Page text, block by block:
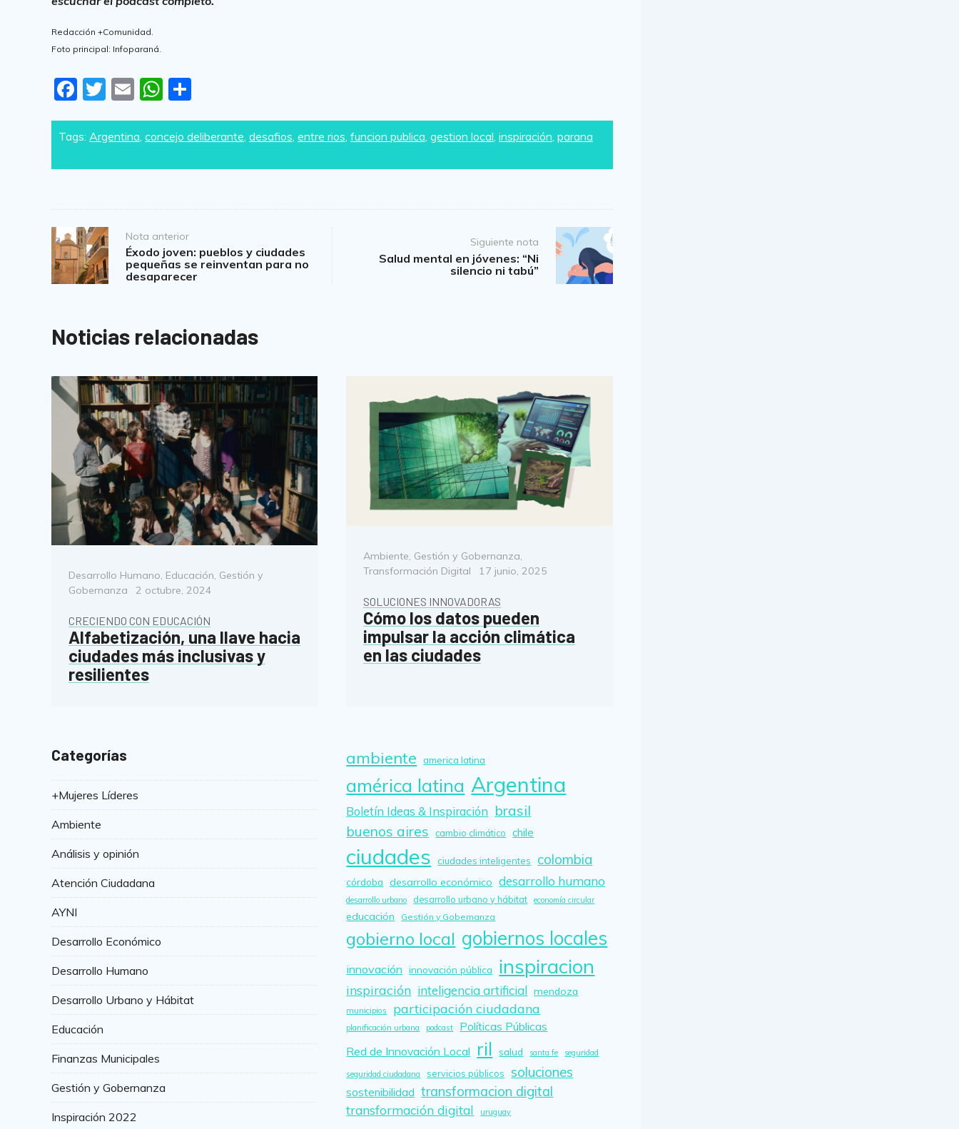
Redacción +Comunidad.
Foto principal: Infoparaná.
F
c
o
o
k
T
itt
E
ai
W
at
p
p
ar
Tags:Argentina,concejo deliberante,desafios,entre rios,funcion publica,gestion local,inspiración,parana
Post
navigation
Nota anterior
Éxodo joven: pueblos y ciudades
pequeñas se reinventan para no
desaparecer
Siguiente nota
Salud mental en jóvenes: “Ni
silencio ni tabú”
Noticias relacionadas
Categorías
Desarrollo Humano, Educación, Gestión y
Gobernanza
Posted
2 octubre, 2024
CRECIENDO CON EDUCACIÓN
Alfabetización, una llave hacia
ciudades más inclusivas y
resilientes
Categorías
Ambiente, Gestión y Gobernanza,
Transformación Digital
Posted
17 junio, 2025
SOLUCIONES INNOVADORAS
Cómo los datos pueden
impulsar la acción climática
en las ciudades
Categorías
+Mujeres Líderes
Ambiente
Análisis y opinión
Atención Ciudadana
AYNI
Desarrollo Económico
Desarrollo Humano
Desarrollo Urbano y Hábitat
Educación
Finanzas Municipales
Gestión y Gobernanza
Inspiración 2022
ambiente america latina
américa latina Argentina
Boletín Ideas & Inspiración brasil
buenos aires
cambio climático chile
ciudades ciudades inteligentes colombia
córdoba desarrollo económico desarrollo humano
desarrollo urbano desarrollo urbano y hábitat economía circular
educación Gestión y Gobernanza
gobierno local gobiernos locales
innovación innovación pública inspiracion
inspiración inteligencia artificial mendoza
municipios participación ciudadana
planificación urbana podcast
Políticas Públicas
Red de Innovación Local ril salud santa fe seguridad
seguridad ciudadana servicios públicos soluciones
sostenibilidad transformacion digital
transformación digital uruguay